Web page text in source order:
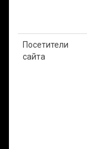
Посетители
сайта